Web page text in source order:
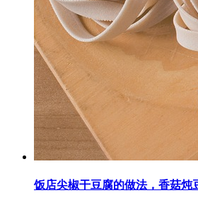
饭店尖椒干豆腐的做法，香菇炖